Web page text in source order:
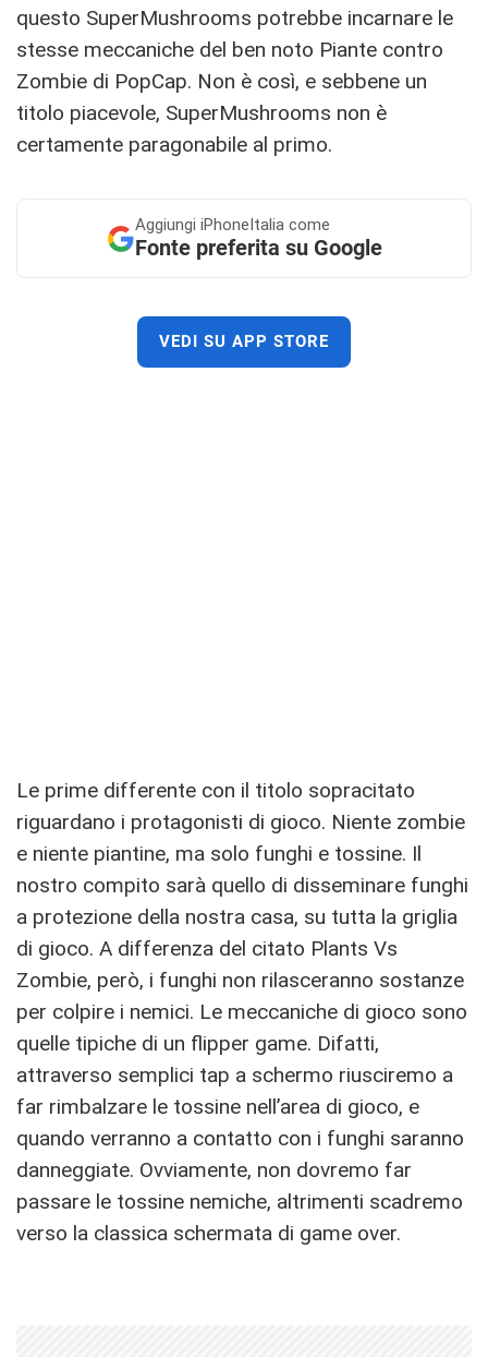
questo SuperMushrooms potrebbe incarnare le
stesse meccaniche del ben noto Piante contro
Zombie di PopCap. Non è così, e sebbene un
titolo piacevole, SuperMushrooms non è
certamente paragonabile al primo.
Aggiungi iPhoneItalia come
Fonte preferita su Google
VEDI SU APP STORE
Le prime differente con il titolo sopracitato
riguardano i protagonisti di gioco. Niente zombie
e niente piantine, ma solo funghi e tossine. Il
nostro compito sarà quello di disseminare funghi
a protezione della nostra casa, su tutta la griglia
di gioco. A differenza del citato Plants Vs
Zombie, però, i funghi non rilasceranno sostanze
per colpire i nemici. Le meccaniche di gioco sono
quelle tipiche di un flipper game. Difatti,
attraverso semplici tap a schermo riusciremo a
far rimbalzare le tossine nell’area di gioco, e
quando verranno a contatto con i funghi saranno
danneggiate. Ovviamente, non dovremo far
passare le tossine nemiche, altrimenti scadremo
verso la classica schermata di game over.